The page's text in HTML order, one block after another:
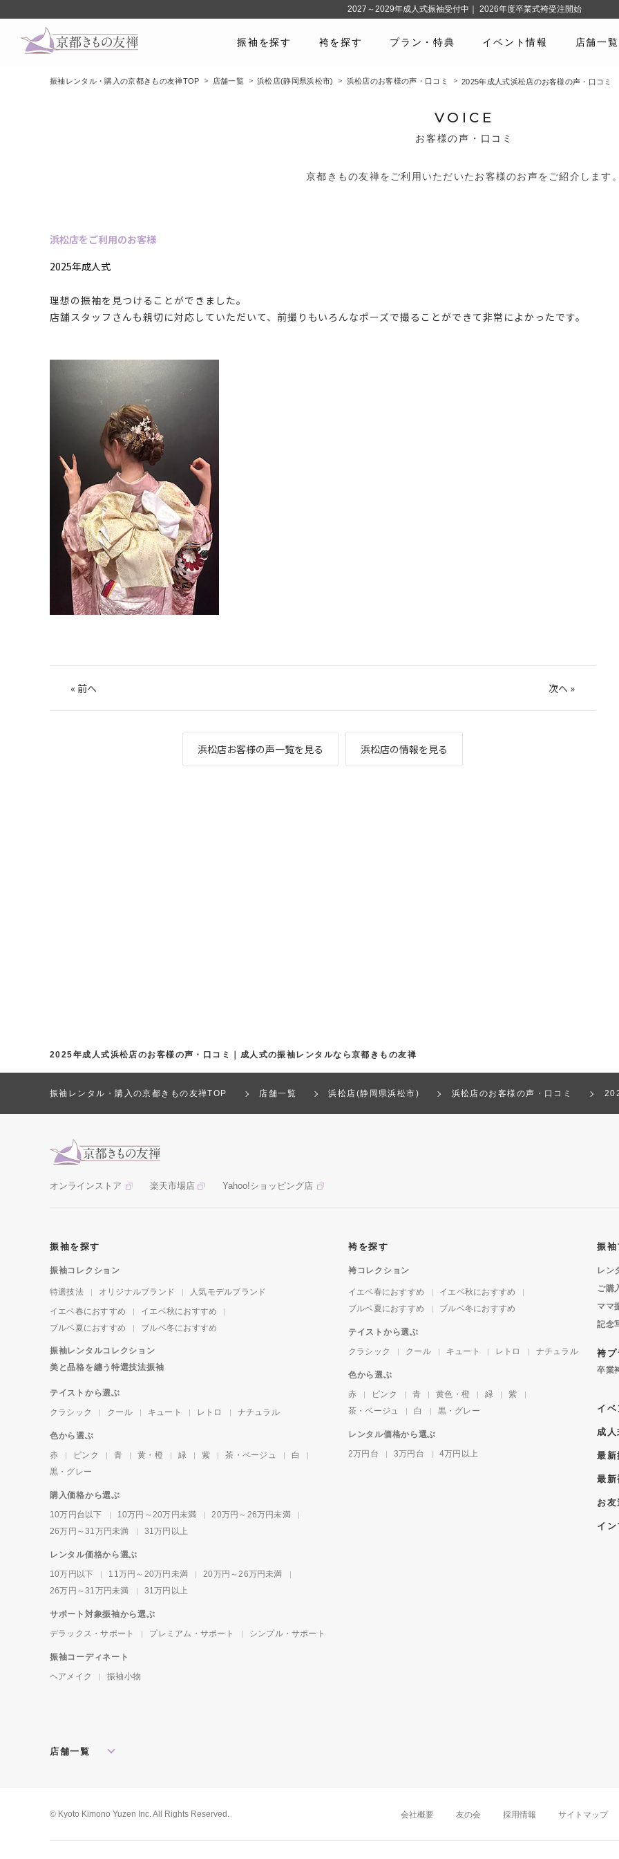
振袖を探す 袴を探す プラン・特典 イベント情報 店舗一覧
振袖レンタル・購入の京都きもの友禅TOP 店舗一覧 浜松店(静岡県浜松市) 浜松店のお客様の声・口コミ 2025年成人式浜松店のお客様の声・口コミ
VOICE
お客様の声・口コミ
京都きもの友禅をご利用いただいたお客様のお声をご紹介します
浜松店をご利用のお客様
2025年成人式
理想の振袖を見つけることができました。
店舗スタッフさんも親切に対応していただいて、前撮りもいろんなポーズで撮ることができて非常によかったです。
« 前へ 次へ »
浜松店お客様の声一覧を見る 浜松店の情報を見る
2025年成人式浜松店のお客様の声・口コミ｜成人式の振袖レンタルなら京都きもの友禅
振袖レンタル・購入の京都きもの友禅TOP 店舗一覧 浜松店(静岡県浜松市) 浜松店のお客様の声・口コミ
オンラインストア 楽天市場店 Yahoo!ショッピング店
振袖を探す
振袖コレクション
特選技法 オリジナルブランド
人気モデルブランド
イエベ春におすすめ
イエベ秋におすすめ
ブルベ夏におすすめ
ブルベ冬におすすめ
振袖レンタルコレクション
美と品格を纏う特選技法振袖
テイストから選ぶ
クラシック
クール キュート レトロ ナチュラル
色から選ぶ
赤
ピンク 青 黄・橙 緑 紫 茶・ベージュ
白
黒・グレー
購入価格から選ぶ
10万円台以下
10万円～20万円未満
20万円～26万円未満
26万円～31万円未満
31万円以上
レンタル価格から選ぶ
10万円以下
11万円～20万円未満
20万円～26万円未満
26万円～31万円未満
31万円以上
サポート対象振袖から選ぶ
デラックス・サポート
プレミアム・サポート シンプル・サポート
振袖コーディネート
ヘアメイク
振袖小物
袴を探す
袴コレクション
イエベ春におすすめ
イエベ秋におすすめ
ブルベ夏におすすめ
ブルベ冬におすすめ
テイストから選ぶ
クラシック
クール キュート レトロ ナチュラル
色から選ぶ
赤
ピンク 青 黄色・橙 緑
紫
茶・ベージュ
白 黒・グレー
レンタル価格から選ぶ
2万円台
3万円台 4万円以上
振袖
レン
ご購
ママ
記念
袴プ
卒業
イ
成
最
最
お
イ
店舗一覧
松戸店
東京本館 新宿店
八王子店
近畿
大阪難波店
京
岡山店
広島店
© Kyoto Kimono Yuzen Inc. All Rights Reserved. 会社概要 友の会 採用情報 サイトマップ
2027～2029年成人式振袖受付中｜ 2026年度卒業式袴受注開始